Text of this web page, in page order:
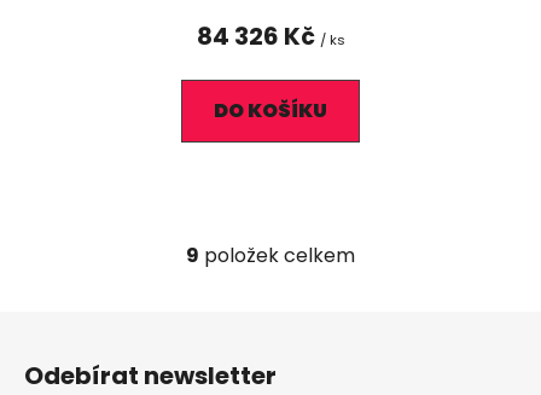
84 326 Kč / ks
DO KOŠÍKU
O
d
9 položek celkem
Odebírat newsletter